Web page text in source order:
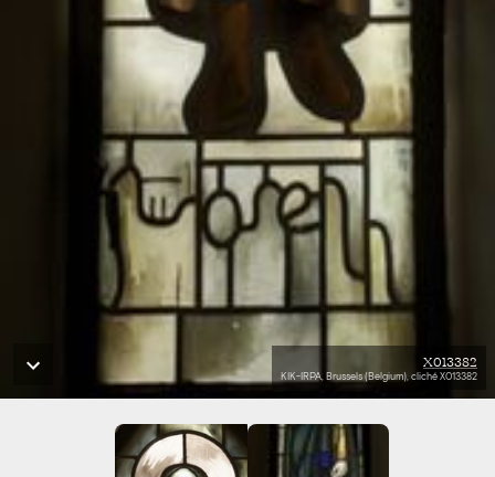
X013382
KIK-IRPA, Brussels (Belgium), cliché X013382